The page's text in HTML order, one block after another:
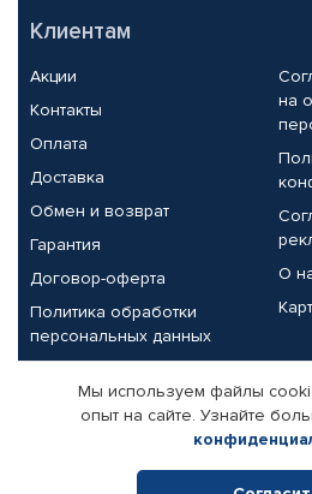
Клиентам
Акции
Контакты
Оплата
Доставка
Обмен и возврат
Гарантия
Договор-оферта
Политика обработки
персональных данных
на
О
Партнерам
Корпоративным клиентам
Поставщикам
Мы используем файлы
опыт на сайте. Узнайте